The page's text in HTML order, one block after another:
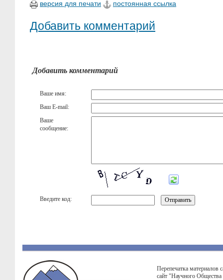
версия для печати постоянная ссылка
Добавить комментарий
Добавить комментарий
Ваше имя:
Ваш E-mail:
Ваше
сообщение:
Введите код:
Перепечатка материалов
сайт "Научного